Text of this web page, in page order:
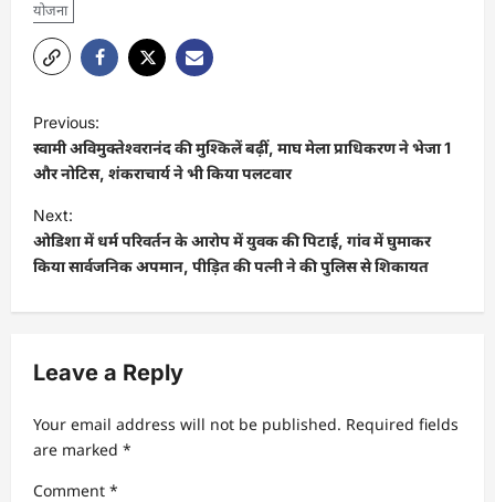
योजना
Previous:
स्वामी अविमुक्तेश्वरानंद की मुश्किलें बढ़ीं, माघ मेला प्राधिकरण ने भेजा 1
और नोटिस, शंकराचार्य ने भी किया पलटवार
Next:
ओडिशा में धर्म परिवर्तन के आरोप में युवक की पिटाई, गांव में घुमाकर
किया सार्वजनिक अपमान, पीड़ित की पत्नी ने की पुलिस से शिकायत
Leave a Reply
Your email address will not be published. Required fields
are marked *
Comment *